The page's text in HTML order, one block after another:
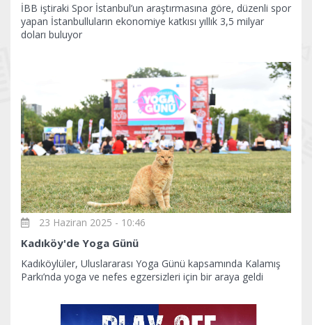
İBB iştiraki Spor İstanbul’un araştırmasına göre, düzenli spor
yapan İstanbulluların ekonomiye katkısı yıllık 3,5 milyar
doları buluyor
23 Haziran 2025 - 10:46
Kadıköy'de Yoga Günü
Kadıköylüler, Uluslararası Yoga Günü kapsamında Kalamış
Parkı’nda yoga ve nefes egzersizleri için bir araya geldi